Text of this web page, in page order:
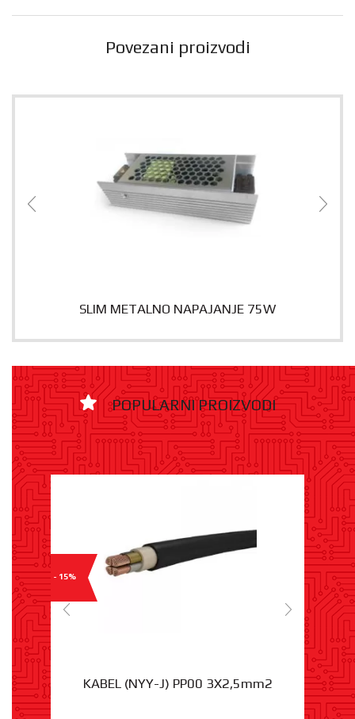
Povezani proizvodi
SLIM METALNO NAPAJANJE 75W
POPULARNI PROIZVODI
- 15%
KABEL (NYY-J) PP00 3X2,5mm2